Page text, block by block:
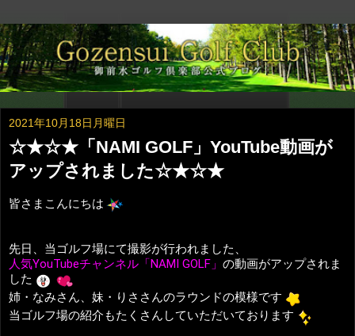
2021年10月18日月曜日
☆★☆★「NAMI GOLF」YouTube動画が
アップされました☆★☆★
皆さまこんにちは
先日、当ゴルフ場にて撮影が行われました、
人気YouTubeチャンネル「NAMI GOLF」 の動画がアップされま
した
姉・なみさん、妹・りささんのラウンドの模様です
当ゴルフ場の紹介もたくさんしていただいております